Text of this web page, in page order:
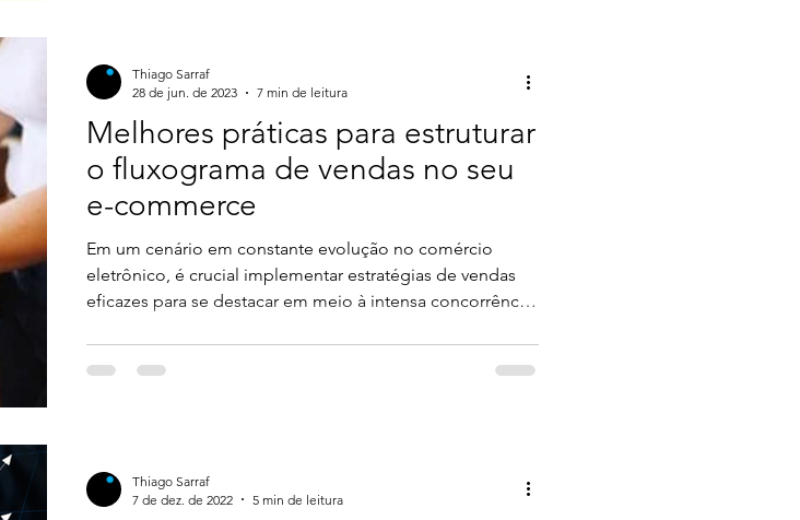
Melhores práticas para estruturar
o fluxograma de vendas no seu
e-commerce
Em um cenário em constante evolução no comércio
eletrônico, é crucial implementar estratégias de vendas
eficazes para se destacar em meio à intensa concorrência,
estruturar todo o processo de compra do cliente, desde a
utilizá-l
Thiago Sarraf
28 de jun. de 2023
7 min de leitura
Thiago Sarraf
7 de dez. de 2022
5 min de leitura